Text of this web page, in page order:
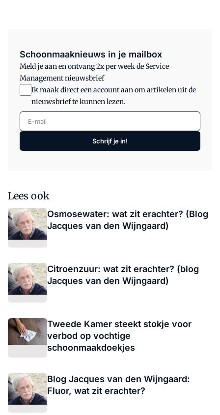
Schoonmaaknieuws in je mailbox
Meld je aan en ontvang 2x per week de Service
Management nieuwsbrief
Ik maak direct een account aan om artikelen uit de
nieuwsbrief te kunnen lezen.
E-mail
Schrijf je in!
Lees ook
Osmosewater: wat zit erachter? (Blog
Jacques van den Wijngaard)
Citroenzuur: wat zit erachter? (blog
Jacques van den Wijngaard)
Tweede Kamer steekt stokje voor
verbod op vochtige
schoonmaakdoekjes
Blog Jacques van den Wijngaard:
Fluor, wat zit erachter?